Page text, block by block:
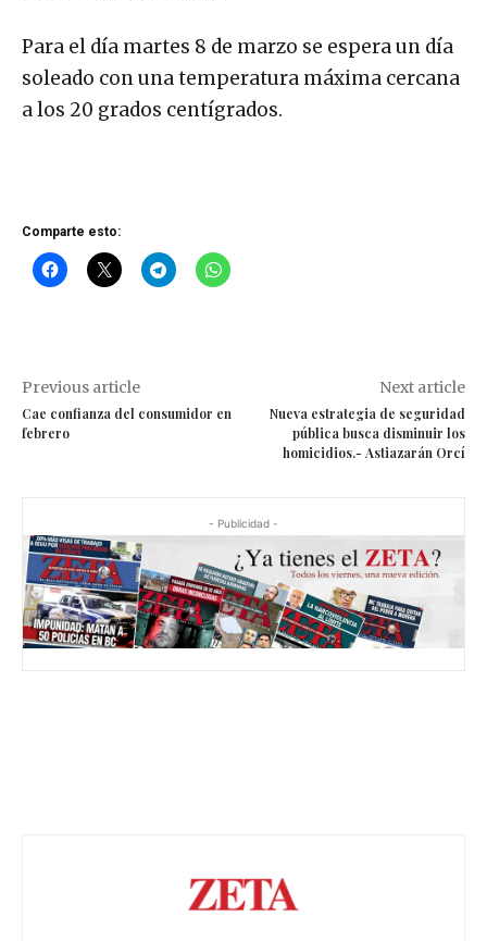
Para el día martes 8 de marzo se espera un día
soleado con una temperatura máxima cercana
a los 20 grados centígrados.
Comparte esto:
Previous article
Cae confianza del consumidor en
febrero
Next article
Nueva estrategia de seguridad
pública busca disminuir los
homicidios.- Astiazarán Orcí
- Publicidad -